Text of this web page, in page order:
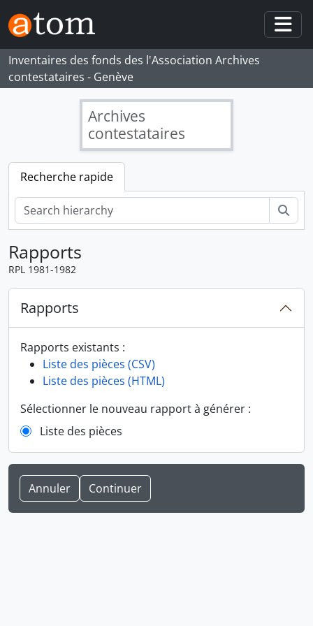
Skip to main content
Inventaires des fonds des l'Association Archives
contestataires - Genève
Archives
contestataires
Recherche rapide
Rapports
RPL 1981-1982
Rapports
Rapports existants :
Liste des pièces (CSV)
Liste des pièces (HTML)
Sélectionner le nouveau rapport à générer :
Liste des pièces
Annuler